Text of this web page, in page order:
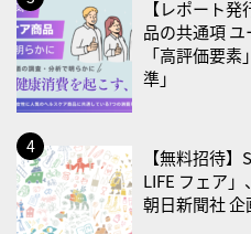
・食育の日
2026/08/21(金)
・治療アプリの日
・献血の日
2026/08/22(土)
・禁煙の日
【レポート
品の共通項
「高評価要
準」
【無料招待
LIFE フェア
朝日新聞社 企